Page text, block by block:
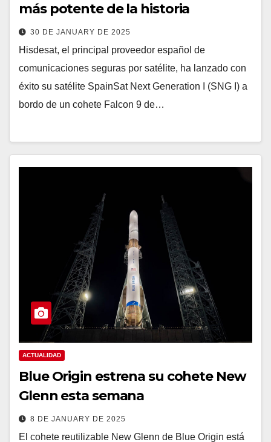
más potente de la historia
30 DE JANUARY DE 2025
Hisdesat, el principal proveedor español de
comunicaciones seguras por satélite, ha lanzado con
éxito su satélite SpainSat Next Generation I (SNG I) a
bordo de un cohete Falcon 9 de…
ACTUALIDAD
Blue Origin estrena su cohete New
Glenn esta semana
8 DE JANUARY DE 2025
El cohete reutilizable New Glenn de Blue Origin está